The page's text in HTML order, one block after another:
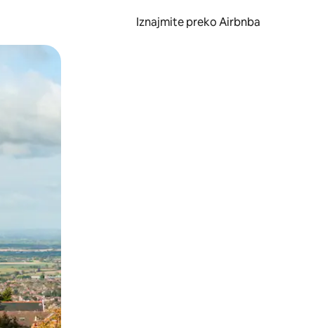
Iznajmite preko Airbnba
prelaskom prstom po zaslonu.